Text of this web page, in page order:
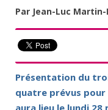
Par Jean-Luc
Présentation du
quatre prévus pour
aura lieu le lundi 28